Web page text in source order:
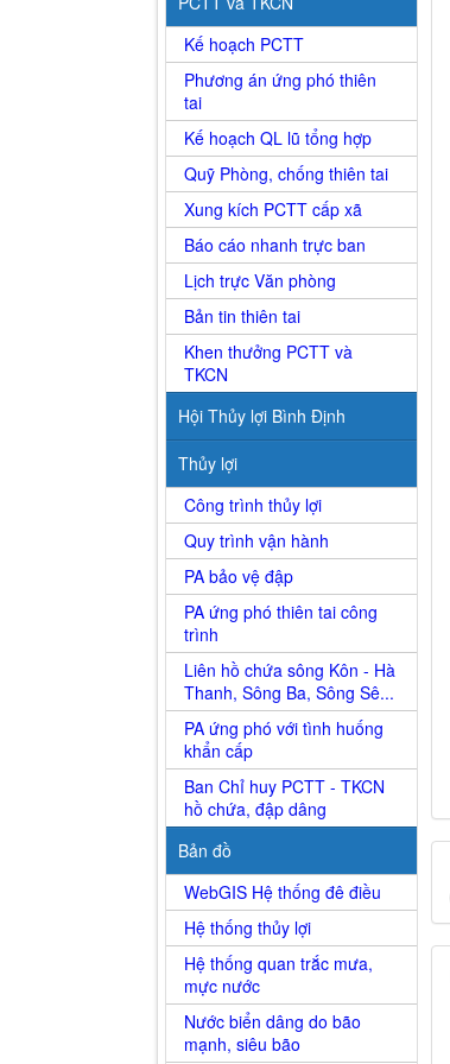
Kế hoạch PCTT
Phương án ứng phó thiên
tai
Kế hoạch QL lũ tổng hợp
Quỹ Phòng, chống thiên tai
Xung kích PCTT cấp xã
Báo cáo nhanh trực ban
Lịch trực Văn phòng
Bản tin thiên tai
Khen thưởng PCTT và
TKCN
Hội Thủy lợi Bình Định
Thủy lợi
Công trình thủy lợi
Quy trình vận hành
PA bảo vệ đập
PA ứng phó thiên tai công
trình
Liên hồ chứa sông Kôn - Hà
Thanh, Sông Ba, Sông Sê...
PA ứng phó với tình huống
khẩn cấp
Ban Chỉ huy PCTT - TKCN
hồ chứa, đập dâng
Bản đồ
WebGIS Hệ thống đê điều
Hệ thống thủy lợi
Hệ thống quan trắc mưa,
mực nước
Nước biển dâng do bão
mạnh, siêu bão